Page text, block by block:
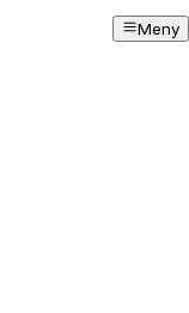
Meny